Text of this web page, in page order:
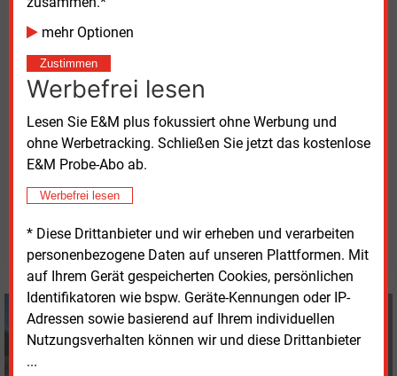
mehr Optionen
Zustimmen
Werbefrei lesen
Lesen Sie E&M plus fokussiert ohne Werbung und
ohne Werbetracking. Schließen Sie jetzt das kostenlose
E&M Probe-Abo ab.
Werbefrei lesen
* Diese Drittanbieter und wir erheben und verarbeiten
personenbezogene Daten auf unseren Plattformen. Mit
auf Ihrem Gerät gespeicherten Cookies, persönlichen
Identifikatoren wie bspw. Geräte-Kennungen oder IP-
Adressen sowie basierend auf Ihrem individuellen
Nutzungsverhalten können wir und diese Drittanbieter
...
Monaten der Energiekrise 2022. Als man sich im
Land auf kaltes Winterwetter vorbereitete, empfahl
anderem Hampelmänner zu machen, um sich warm
zu halten. Das blaue Wunder, das das Wunderkind
Geschichte werden.
Montag, 27.04.2026, 17:50 Uhr
Manfred Fischer
© 2026 Energie & Management GmbH
Manfred Fischer
+49 (0) 8152 9311 0
info@energie-und-management.de